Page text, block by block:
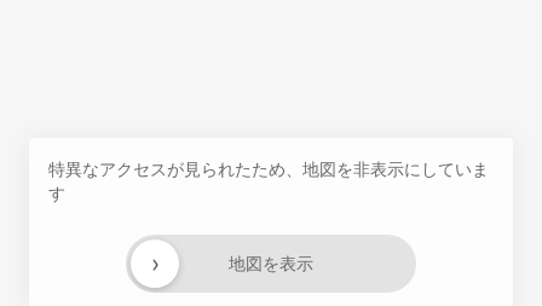
特異なアクセスが見られたため、地図を非表示にしていま
す
地図を表示
›